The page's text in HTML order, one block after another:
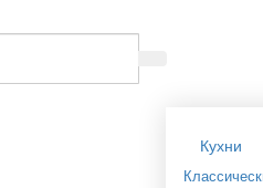
Кухни